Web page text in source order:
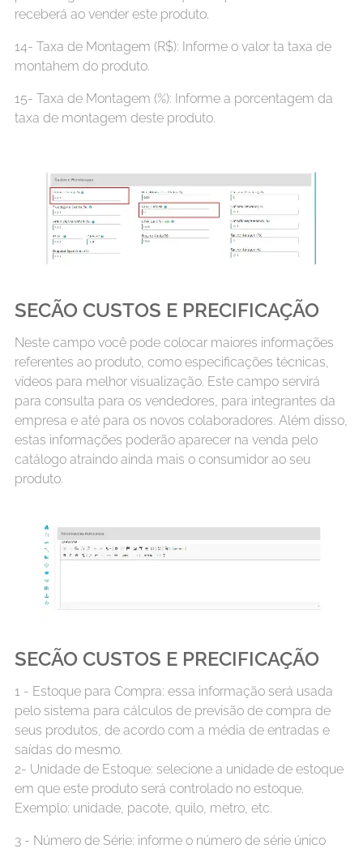
receberá ao vender este produto.
14- Taxa de Montagem (R$): Informe o valor ta taxa de
montahem do produto.
15- Taxa de Montagem (%): Informe a porcentagem da
taxa de montagem deste produto.
SECÃO CUSTOS E PRECIFICAÇÃO
Neste campo você pode colocar maiores informações
referentes ao produto, como especificações técnicas,
vídeos para melhor visualização. Este campo servirá
para consulta para os vendedores, para integrantes da
empresa e até para os novos colaboradores. Além disso,
estas informações poderão aparecer na venda pelo
catálogo atraindo ainda mais o consumidor ao seu
produto.
SECÃO CUSTOS E PRECIFICAÇÃO
1 - Estoque para Compra: essa informação será usada
pelo sistema para cálculos de previsão de compra de
seus produtos, de acordo com a média de entradas e
saídas do mesmo.
2- Unidade de Estoque: selecione a unidade de estoque
em que este produto será controlado no estoque.
Exemplo: unidade, pacote, quilo, metro, etc.
3 - Número de Série: informe o número de série único